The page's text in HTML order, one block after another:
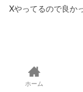
Xやってるので良か
ホーム